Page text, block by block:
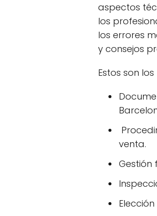
aspectos
los
los errores
y consejos
Estos son
venta.
Gestión